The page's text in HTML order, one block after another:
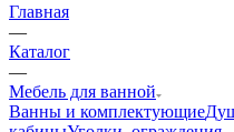
Главная
—
Каталог
—
Мебель для ванной
Ванны и комплектующие